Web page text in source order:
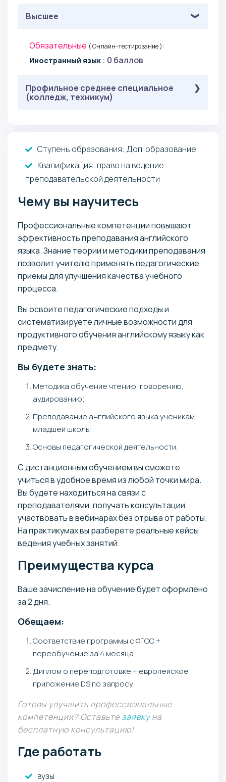
Высшее
Обязательные ( Онлайн-тестирование ):
Иностранный язык : 0 баллов
Профильное среднее специальное
(колледж, техникум)
Ступень образования: Доп. образование
Квалификация: право на ведение
преподавательской деятельности
Чему вы научитесь
Профессиональные компетенции повышают
эффективность преподавания английского
языка. Знание теории и методики преподавания
позволит учителю применять педагогические
приемы для улучшения качества учебного
процесса.
Вы освоите педагогические подходы и
систематизируете личные возможности для
продуктивного обучения английскому языку как
предмету.
Вы будете знать:
Методика обучение чтению, говорению,
аудированию;
Преподавание английского языка ученикам
младшей школы;
Основы педагогической деятельности.
С дистанционным обучением вы сможете
учиться в удобное время из любой точки мира.
Вы будете находиться на связи с
преподавателями, получать консультации,
участвовать в вебинарах без отрыва от работы.
На практикумах вы разберете реальные кейсы
ведения учебных занятий.
Преимущества курса
Ваше зачисление на обучение будет оформлено
за 2 дня.
Обещаем:
Соответствие программы с ФГОС +
переобучение за 4 месяца;
Диплом о переподготовке + европейское
приложение DS по запросу.
Готовы улучшить профессиональные
компетенции? Оставьте заявкуна
бесплатную консультацию!
Где работать
вузы